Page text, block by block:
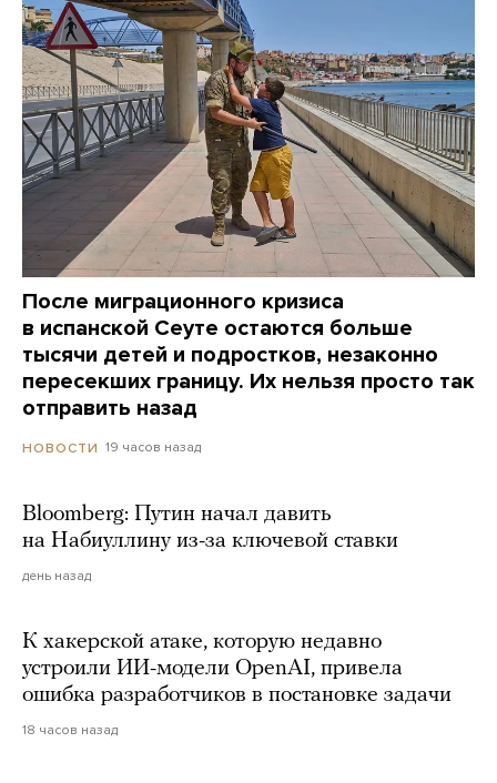
После миграционного кризиса
в испанской Сеуте остаются больше
тысячи детей и подростков, незаконно
пересекших границу. Их нельзя просто так
отправить назад
НОВОСТИ 19 часов назад
Bloomberg: Путин начал давить
на Набиуллину из-за ключевой ставки
день назад
К хакерской атаке, которую недавно
устроили ИИ-модели OpenAI, привела
ошибка разработчиков в постановке задачи
18 часов назад